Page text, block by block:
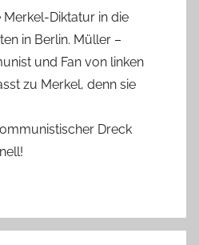
Diktatur in die
in Berlin. Müller –
und Fan von linken
zu Merkel, denn sie
Dreck